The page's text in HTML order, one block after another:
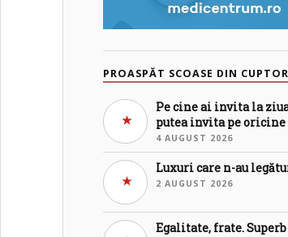
PROASPĂT SCOASE DIN CUPTOR
Pe cine ai invita la
putea invita pe
4 AUGUST 2026
Luxuri care n-au
2 AUGUST 2026
Egalitate, frate.